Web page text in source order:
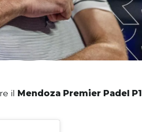
il Mendoza Premier Padel P1